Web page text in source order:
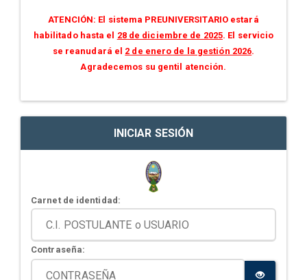
ATENCIÓN: El sistema PREUNIVERSITARIO estará
habilitado hasta el 28 de diciembre de 2025. El servicio
se reanudará el 2 de enero de la gestión 2026.
Agradecemos su gentil atención.
INICIAR SESIÓN
Carnet de identidad:
Contraseña: